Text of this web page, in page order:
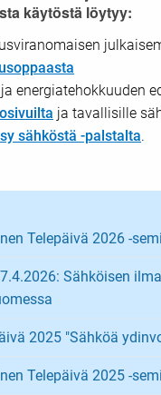
käytöstä löytyy:
energiatehokkuuden
ja tavallisille
sähköstä -palstalta.
Telepäivä 2026 -
Sähköisen
2025 "Sähköä
Telepäivä 2025 -